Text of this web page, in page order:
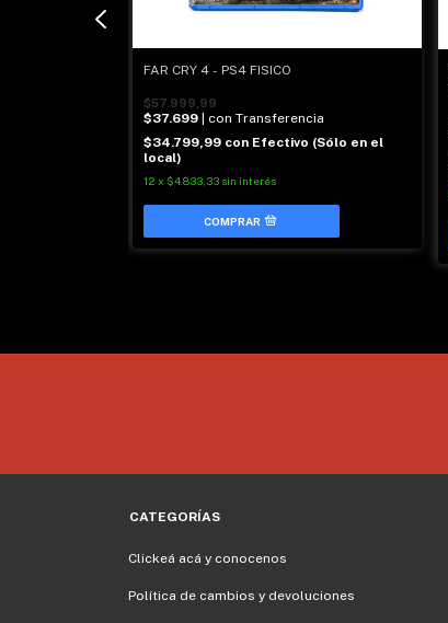
FAR CRY 4 - PS4 FISICO
$57.999,99
$37.699
| con Transferencia
$34.799,99 con Efectivo (Sólo en el
local)
12 x $4.833,33 sin interés
CATEGORÍAS
Clickeá acá y conocenos
Política de cambios y devoluciones